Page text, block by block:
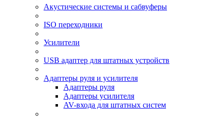
Акустические системы и сабвуферы
ISO переходники
Усилители
USB адаптер для штатных устройств
Адаптеры руля и усилителя
Адаптеры руля
Адаптеры усилителя
AV-входа для штатных систем